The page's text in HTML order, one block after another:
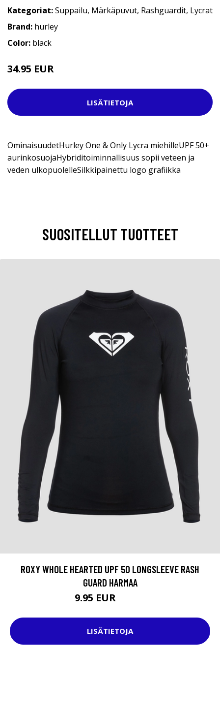
Kategoriat:Suppailu, Märkäpuvut, Rashguardit, Lycrat
Brand: hurley
Color: black
34.95 EUR
LISÄTIETOJA
OminaisuudetHurley One & Only Lycra miehilleUPF 50+
aurinkosuojaHybriditoiminnallisuus sopii veteen ja
veden ulkopuolelleSilkkipainettu logo grafiikka
SUOSITELLUT TUOTTEET
ROXY WHOLE HEARTED UPF 50 LONGSLEEVE RASH
GUARD HARMAA
9.95 EUR
LISÄTIETOJA